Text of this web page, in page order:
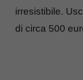
irresistibile.
di circa 500